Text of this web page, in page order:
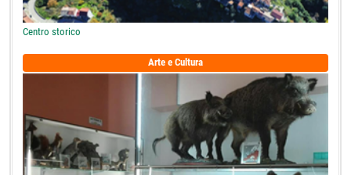
Centro storico
Arte e Cultura